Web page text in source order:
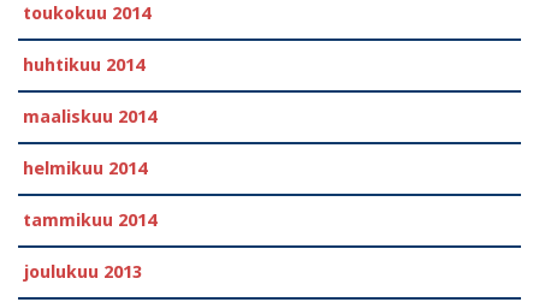
toukokuu 2014
huhtikuu 2014
maaliskuu 2014
helmikuu 2014
tammikuu 2014
joulukuu 2013